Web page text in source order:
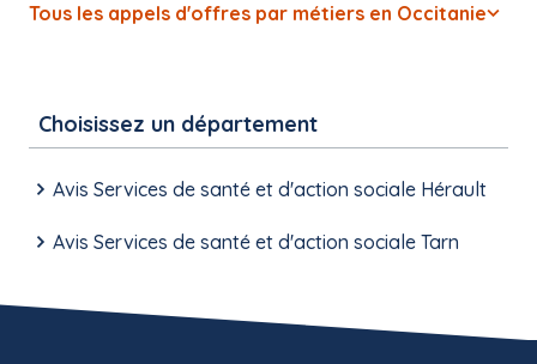
Tous les appels d'offres par métiers en Occitanie
Choisissez un département
Avis Services de santé et d'action sociale Hérault
Avis Services de santé et d'action sociale Tarn